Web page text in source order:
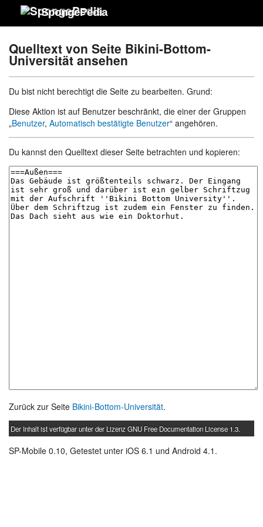
SpongePedia
Quelltext von Seite Bikini-Bottom-
Universität ansehen
Du bist nicht berechtigt die Seite zu bearbeiten. Grund:
Diese Aktion ist auf Benutzer beschränkt, die einer der Gruppen
„Benutzer, Automatisch bestätigte Benutzer“ angehören.
Du kannst den Quelltext dieser Seite betrachten und kopieren:
Zurück zur Seite Bikini-Bottom-Universität.
Der Inhalt ist verfügbar unter der LizenzGNU Free Documentation License 1.3
SP-Mobile 0.10, Getestet unter iOS 6.1 und Android 4.1.